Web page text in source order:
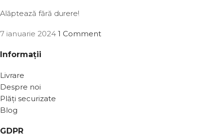
Alăptează fără durere!
7 ianuarie 2024 1 Comment
Informații
Livrare
Despre noi
Plăți securizate
Blog
GDPR